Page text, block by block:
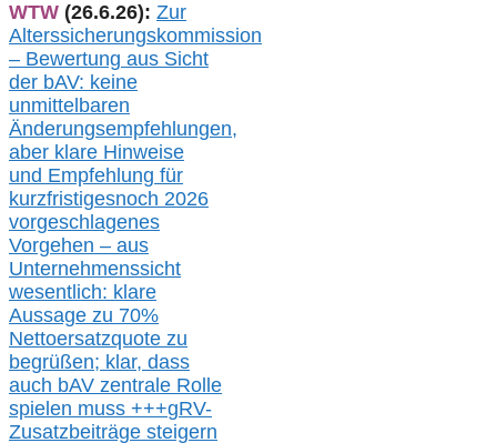
WTW (26.6.26): Zur
Alterssicherungskommission
– Bewertung aus Sicht
der bAV: keine
unmittelbaren
Änderungsempfehlungen,
aber klare Hinweise
und Empfehlung für
kurzfristigesnoch 2026
vorgeschlagenes
Vorgehen – aus
Unternehmenssicht
wesentlich: klare
Aussage zu 70%
Nettoersatzquote zu
begrüßen; klar, dass
auch bAV zentrale Rolle
spielen muss +++gRV-
Zusatzbeiträge steigern